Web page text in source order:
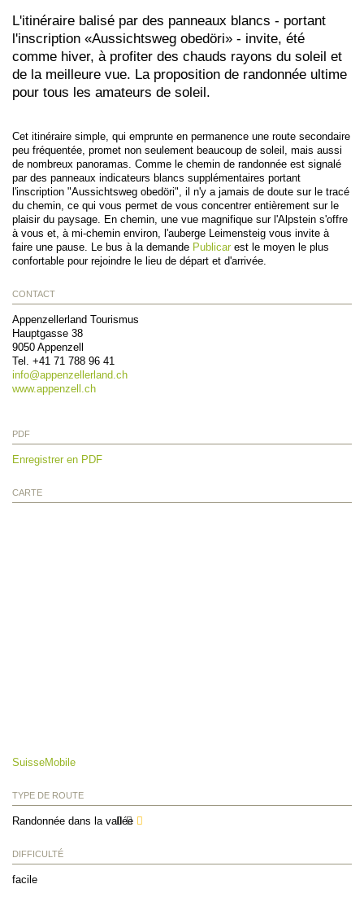
L'itinéraire balisé par des panneaux blancs - portant
l'inscription «Aussichtsweg obedöri» - invite, été
comme hiver, à profiter des chauds rayons du soleil et
de la meilleure vue. La proposition de randonnée ultime
pour tous les amateurs de soleil.
Cet itinéraire simple, qui emprunte en permanence une route secondaire
peu fréquentée, promet non seulement beaucoup de soleil, mais aussi
de nombreux panoramas. Comme le chemin de randonnée est signalé
par des panneaux indicateurs blancs supplémentaires portant
l'inscription "Aussichtsweg obedöri", il n'y a jamais de doute sur le tracé
du chemin, ce qui vous permet de vous concentrer entièrement sur le
plaisir du paysage. En chemin, une vue magnifique sur l'Alpstein s'offre
à vous et, à mi-chemin environ, l'auberge Leimensteig vous invite à
faire une pause. Le bus à la demande Publicar est le moyen le plus
confortable pour rejoindre le lieu de départ et d'arrivée.
CONTACT
Appenzellerland Tourismus
Hauptgasse 38
9050 Appenzell
Tel. +41 71 788 96 41
info@appenzellerland.ch
www.appenzell.ch
PDF
Enregistrer en PDF
CARTE
SuisseMobile
TYPE DE ROUTE
Randonnée dans la vallée
DIFFICULTÉ
facile